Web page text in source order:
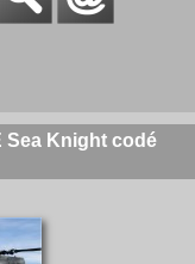
Sea Knight codé